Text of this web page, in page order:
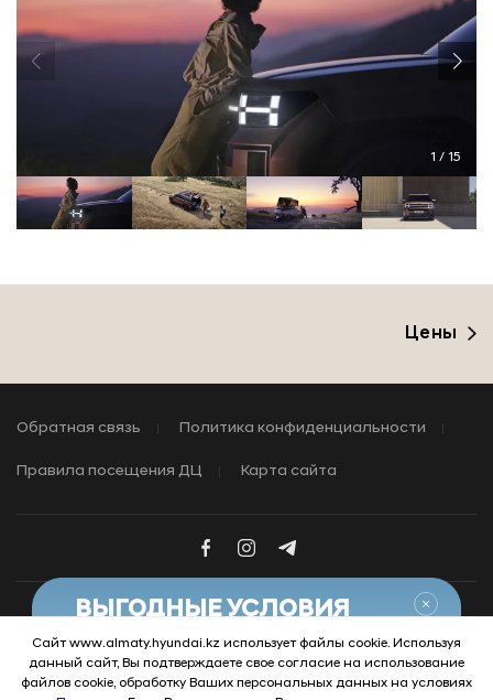
1 /15
Цены
Обратная связь Политика конфиденциальности
Правила посещения ДЦ Карта сайта
© 2026 Hyundai Motor Company
Сайт www.almaty.hyundai.kz использует файлы cookie. Используя
данный сайт, Вы подтверждаете свое согласие на использование
файлов cookie, обработку Ваших персональных данных на условиях
ВЫГОДНЫЕ УСЛОВИЯ
НА АВТОМОБИЛИ С ПРОБЕГОМ
Узнать условия